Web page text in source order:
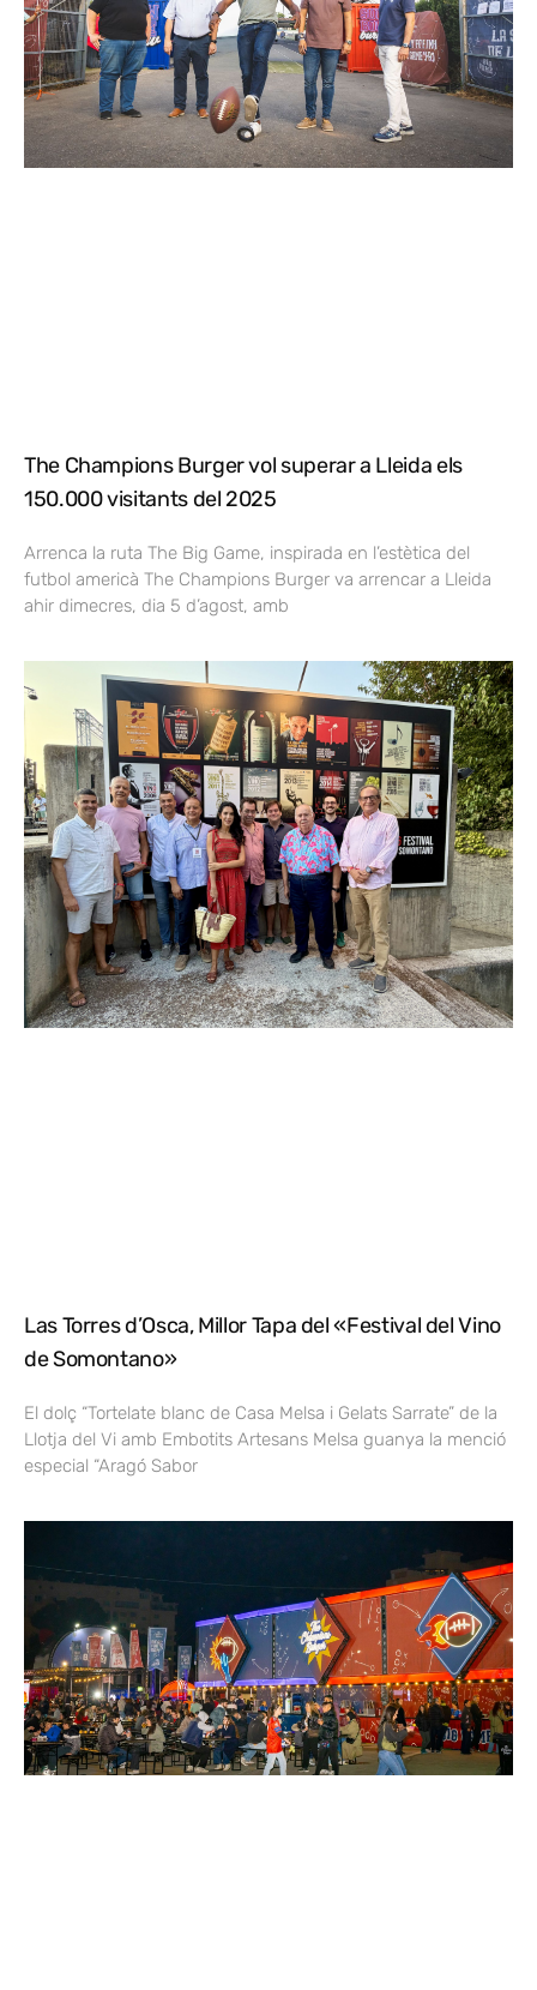
The Champions Burger vol superar a Lleida els
150.000 visitants del 2025
Arrenca la ruta The Big Game, inspirada en l’estètica del
futbol americà The Champions Burger va arrencar a Lleida
ahir dimecres, dia 5 d’agost, amb
Las Torres d’Osca, Millor Tapa del «Festival del Vino
de Somontano»
El dolç “Tortelate blanc de Casa Melsa i Gelats Sarrate” de la
Llotja del Vi amb Embotits Artesans Melsa guanya la menció
especial “Aragó Sabor